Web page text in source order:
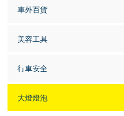
車外百貨
美容工具
行車安全
大燈燈泡